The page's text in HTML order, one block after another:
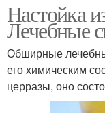
Настойка
Лечебные
Обширные
его химическим
церразы, оно